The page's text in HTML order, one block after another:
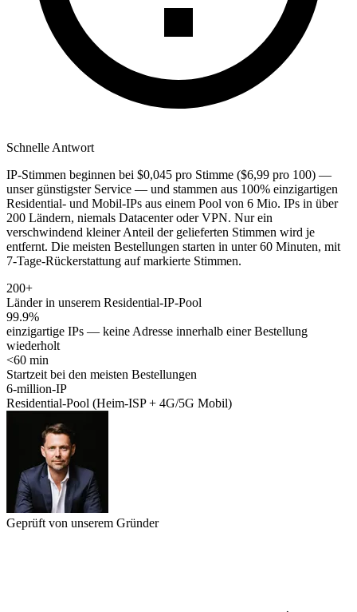
Schnelle Antwort
IP-Stimmen beginnen bei $0,045 pro Stimme ($6,99 pro 100) —
unser günstigster Service — und stammen aus 100% einzigartigen
Residential- und Mobil-IPs aus einem Pool von 6 Mio. IPs in über
200 Ländern, niemals Datacenter oder VPN. Nur ein
verschwindend kleiner Anteil der gelieferten Stimmen wird je
entfernt. Die meisten Bestellungen starten in unter 60 Minuten, mit
7-Tage-Rückerstattung auf markierte Stimmen.
200+
Länder in unserem Residential-IP-Pool
99.9%
einzigartige IPs — keine Adresse innerhalb einer Bestellung
wiederholt
<60 min
Startzeit bei den meisten Bestellungen
6-million-IP
Residential-Pool (Heim-ISP + 4G/5G Mobil)
Geprüft von unserem Gründer